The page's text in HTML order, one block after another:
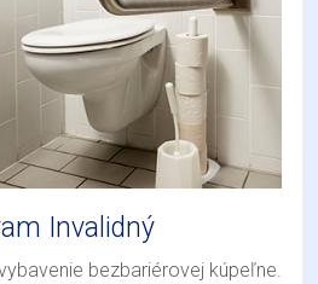
Invalidný
bezbariérovej kúpeľne.